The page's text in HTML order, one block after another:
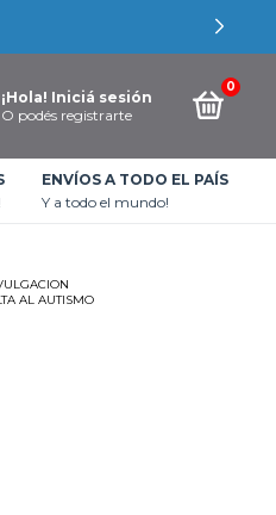
¡Hola! Iniciá sesión
O podés registrarte
0
ENVÍOS A TODO EL PAÍS
Y a todo el mundo!
AL AUTISMO